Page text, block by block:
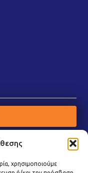
χρησιμοποιούμε